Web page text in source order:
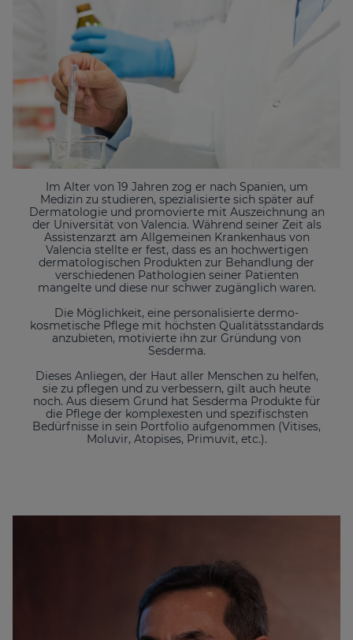
Im Alter von 19 Jahren zog er nach Spanien, um
Medizin zu studieren, spezialisierte sich später auf
Dermatologie und promovierte mit Auszeichnung an
der Universität von Valencia. Während seiner Zeit als
Assistenzarzt am Allgemeinen Krankenhaus von
Valencia stellte er fest, dass es an hochwertigen
dermatologischen Produkten zur Behandlung der
verschiedenen Pathologien seiner Patienten
mangelte und diese nur schwer zugänglich waren.
Die Möglichkeit, eine personalisierte dermo-
kosmetische Pflege mit höchsten Qualitätsstandards
anzubieten, motivierte ihn zur Gründung von
Sesderma.
Dieses Anliegen, der Haut aller Menschen zu helfen,
sie zu pflegen und zu verbessern, gilt auch heute
noch. Aus diesem Grund hat Sesderma Produkte für
die Pflege der komplexesten und spezifischsten
Bedürfnisse in sein Portfolio aufgenommen (Vitises,
Moluvir, Atopises, Primuvit, etc.).